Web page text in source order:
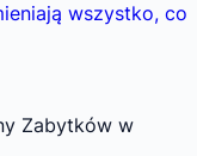
wszystko, co
Zabytków w